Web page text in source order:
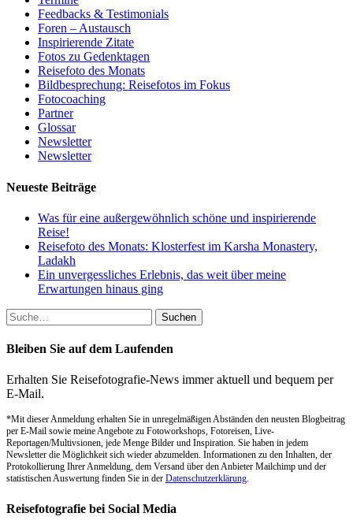
Feedbacks & Testimonials
Foren – Austausch
Inspirierende Zitate
Fotos zu Gedenktagen
Reisefoto des Monats
Bildbesprechung: Reisefotos im Fokus
Fotocoaching
Partner
Glossar
Newsletter
Newsletter
Neueste Beiträge
Was für eine außergewöhnlich schöne und inspirierende
Reise!
Reisefoto des Monats: Klosterfest im Karsha Monastery,
Ladakh
Ein unvergessliches Erlebnis, das weit über meine
Erwartungen hinaus ging
Suche
nach:
Bleiben Sie auf dem Laufenden
Erhalten Sie Reisefotografie-News immer aktuell und bequem per
E-Mail.
*Mit dieser Anmeldung erhalten Sie in unregelmäßigen Abständen den neusten Blogbeitrag
per E-Mail sowie meine Angebote zu Fotoworkshops, Fotoreisen, Live-
Reportagen/Multivsionen, jede Menge Bilder und Inspiration. Sie haben in jedem
Newsletter die Möglichkeit sich wieder abzumelden. Informationen zu den Inhalten, der
Protokollierung Ihrer Anmeldung, dem Versand über den Anbieter Mailchimp und der
statistischen Auswertung finden Sie in der Datenschutzerklärung.
Reisefotografie bei Social Media